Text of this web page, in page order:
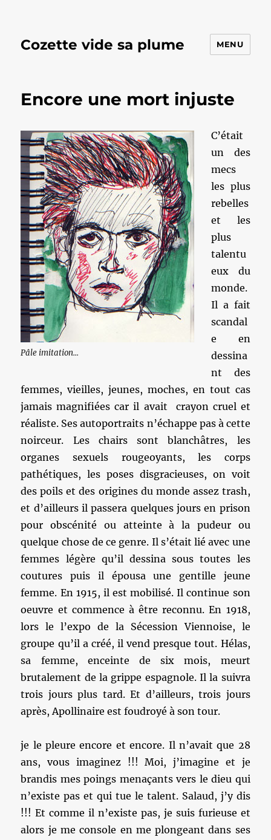
Cozette vide sa plume MENU
Encore une mort injuste
Pâle imitation...
C’était
un des
mecs
les plus
rebelles
et les
plus
talentu
eux du
monde.
Il a fait
scandal
e en
dessina
nt des
femmes, vieilles, jeunes, moches, en tout cas
jamais magnifiées car il avait crayon cruel et
réaliste. Ses autoportraits n’échappe pas à cette
noirceur. Les chairs sont blanchâtres, les
organes sexuels rougeoyants, les corps
pathétiques, les poses disgracieuses, on voit
des poils et des origines du monde assez trash,
et d’ailleurs il passera quelques jours en prison
pour obscénité ou atteinte à la pudeur ou
quelque chose de ce genre. Il s’était lié avec une
femmes légère qu’il dessina sous toutes les
coutures puis il épousa une gentille jeune
femme. En 1915, il est mobilisé. Il continue son
oeuvre et commence à être reconnu. En 1918,
lors le l’expo de la Sécession Viennoise, le
groupe qu’il a créé, il vend presque tout. Hélas,
sa femme, enceinte de six mois, meurt
brutalement de la grippe espagnole. Il la suivra
trois jours plus tard. Et d’ailleurs, trois jours
après, Apollinaire est foudroyé à son tour.
je le pleure encore et encore. Il n’avait que 28
ans, vous imaginez !!! Moi, j’imagine et je
brandis mes poings menaçants vers le dieu qui
n’existe pas et qui tue le talent. Salaud, j’y dis
!!! Et comme il n’existe pas, je suis furieuse et
alors je me console en me plongeant dans ses